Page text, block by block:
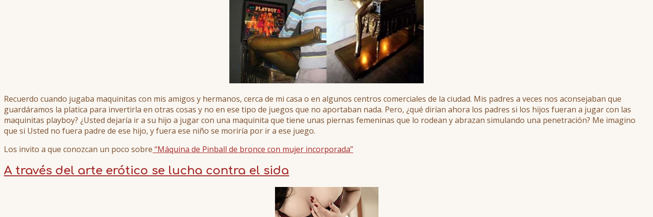
Recuerdo cuando jugaba maquinitas con mis amigos y hermanos, cerca de mi casa o en algunos centros comerciales de la ciudad. Mis padres a veces nos aconsejaban que
guardáramos la platica para invertirla en otras cosas y no en ese tipo de juegos que no aportaban nada. Pero, ¿qué dirían ahora los padres si los hijos fueran a jugar con las
maquinitas playboy? ¿Usted dejaría ir a su hijo a jugar con una maquinita que tiene unas piernas femeninas que lo rodean y abrazan simulando una penetración? Me imagino
que si Usted no fuera padre de ese hijo, y fuera ese niño se moriría por ir a ese juego.
Los invito a que conozcan un poco sobre “Máquina de Pinball de bronce con mujer incorporada”
A través del arte erótico se lucha contra el sida